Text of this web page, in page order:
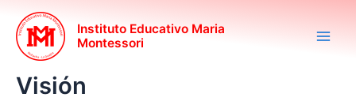
contenido
Instituto Educativo Maria
Montessori
Visión